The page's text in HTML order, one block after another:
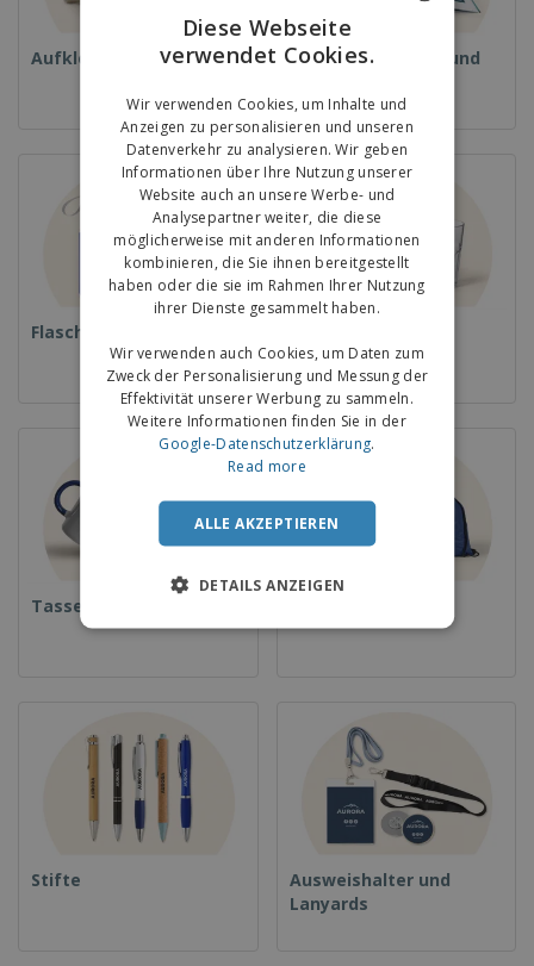
Aufkleber
Magazine, Bücher und
Flaschen
Tassen
Stifte
Ausweishalter und
Lanyards
ENGLISH
Diese Webseite
verwendet Cookies.
Wir verwenden Cookies, um Inhalte und
Anzeigen zu personalisieren und unseren
Datenverkehr zu analysieren. Wir geben
Informationen über Ihre Nutzung unserer
Website auch an unsere Werbe- und
Analysepartner weiter, die diese
möglicherweise mit anderen Informationen
kombinieren, die Sie ihnen bereitgestellt
haben oder die sie im Rahmen Ihrer Nutzung
ihrer Dienste gesammelt haben.
Wir verwenden auch Cookies, um Daten zum
Zweck der Personalisierung und Messung der
Effektivität unserer Werbung zu sammeln.
Weitere Informationen finden Sie in der
Google-Datenschutzerklärung.
Read more
ALLE AKZEPTIEREN
DETAILS ANZEIGEN